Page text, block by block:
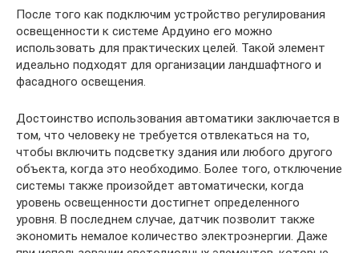
После того как подключим устройство регулирования
освещенности к системе Ардуино его можно
использовать для практических целей. Такой элемент
идеально подходят для организации ландшафтного и
фасадного освещения.
Достоинство использования автоматики заключается в
том, что человеку не требуется отвлекаться на то,
чтобы включить подсветку здания или любого другого
объекта, когда это необходимо. Более того, отключение
системы также произойдет автоматически, когда
уровень освещенности достигнет определенного
уровня. В последнем случае, датчик позволит также
экономить немалое количество электроэнергии. Даже